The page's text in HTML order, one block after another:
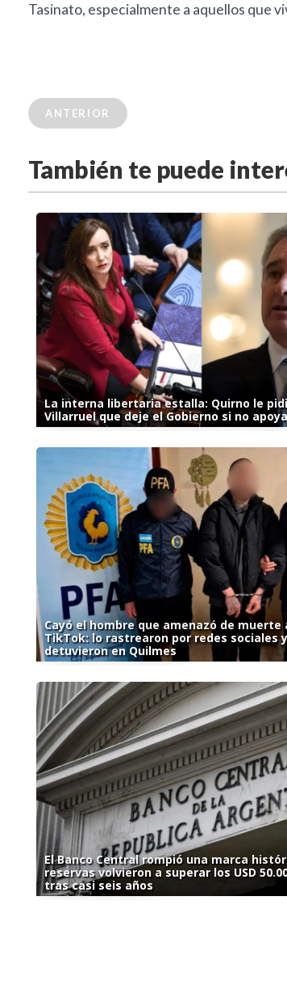
Tasinato, especialmente a aquellos que
ANTERIOR
También te puede
La interna libertaria estalla: Quirno le
Villarruel que deje el Gobierno si no
Cayó el hombre que amenazó de muerte
TikTok: lo rastrearon por redes sociales
detuvieron en Quilmes
El Banco Central rompió una marca
reservas volvieron a superar los USD
tras casi seis años